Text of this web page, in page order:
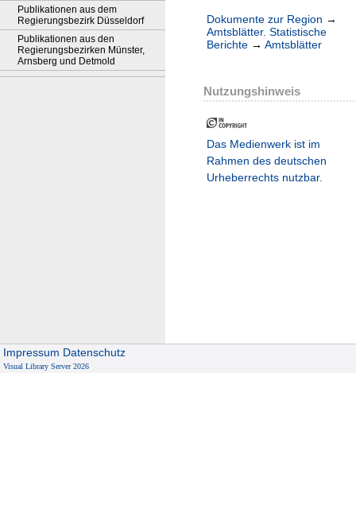
Publikationen aus dem
Regierungsbezirk Düsseldorf
Publikationen aus den
Regierungsbezirken Münster,
Arnsberg und Detmold
Dokumente zur Region →
Amtsblätter. Statistische
Berichte → Amtsblätter
Nutzungshinweis
Das Medienwerk ist im
Rahmen des deutschen
Urheberrechts nutzbar.
Impressum Datenschutz
Visual Library Server 2026